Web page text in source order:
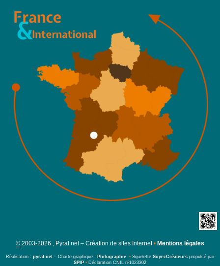
© 2003-2026 , Pyrat.net – Création de sites Internet • Mentions légales
Réalisation : pyrat.net – Charte graphique : Philographie • Squelette SoyezCréateurs propulsé par
SPIP • Déclaration CNIL nº1023302